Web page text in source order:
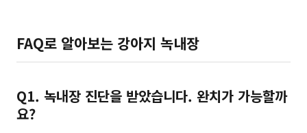
FAQ로 알아보는 강아지 녹내장
Q1. 녹내장 진단을 받았습니다. 완치가 가능할까
요?